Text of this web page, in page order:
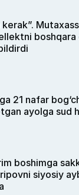
boshqara
21 nafar
ayolga sud
boshimga
siyosiy